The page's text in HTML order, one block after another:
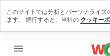
menu
ューを
このサイトでは分析とパーソナライ
ます。 続行すると、当社の クッキーポ